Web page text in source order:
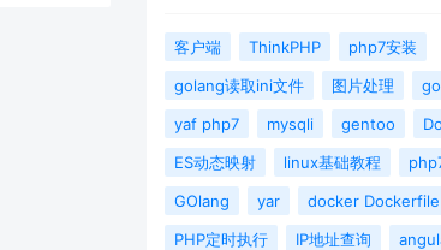
客户端 ThinkPHP
php7安装
golang读取ini文件
图片处理
yaf php7
mysqli gentoo
ES动态映射
linux基础教程
GOlang
yar docker Dockerfile
PHP定时执行
IP地址查询